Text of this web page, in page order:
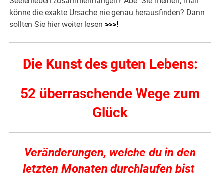
könne die exakte Ursache nie genau herausfinden? Dann
sollten Sie hier weiter lesen >>>!
Die Kunst des guten Lebens:
52 überraschende Wege zum
Glück
Veränderungen, welche du in den
letzten Monaten durchlaufen bist